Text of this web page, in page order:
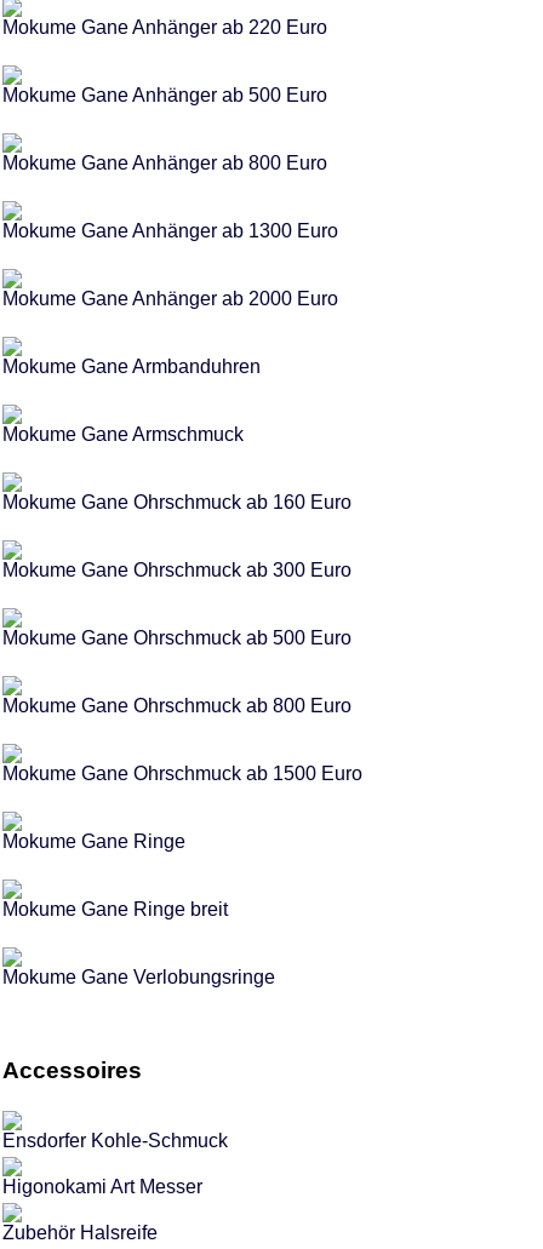
Mokume Gane Anhänger ab 220 Euro
Mokume Gane Anhänger ab 500 Euro
Mokume Gane Anhänger ab 800 Euro
Mokume Gane Anhänger ab 1300 Euro
Mokume Gane Anhänger ab 2000 Euro
Mokume Gane Armbanduhren
Mokume Gane Armschmuck
Mokume Gane Ohrschmuck ab 160 Euro
Mokume Gane Ohrschmuck ab 300 Euro
Mokume Gane Ohrschmuck ab 500 Euro
Mokume Gane Ohrschmuck ab 800 Euro
Mokume Gane Ohrschmuck ab 1500 Euro
Mokume Gane Ringe
Mokume Gane Ringe breit
Mokume Gane Verlobungsringe
Accessoires
Ensdorfer Kohle-Schmuck
Higonokami Art Messer
Zubehör Halsreife